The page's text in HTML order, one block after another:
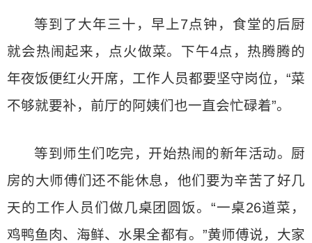
等到了大年三十，早上7点钟，食堂的后厨
就会热闹起来，点火做菜。下午4点，热腾腾的
年夜饭便红火开席，工作人员都要坚守岗位，“菜
不够就要补，前厅的阿姨们也一直会忙碌着”。
等到师生们吃完，开始热闹的新年活动。厨
房的大师傅们还不能休息，他们要为辛苦了好几
天的工作人员们做几桌团圆饭。“一桌26道菜，
鸡鸭鱼肉、海鲜、水果全都有。”黄师傅说，大家